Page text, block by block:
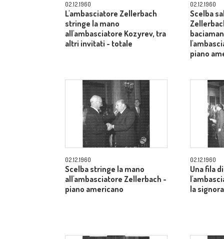
02.12.1960
L'ambasciatore Zellerbach
stringe la mano
all'ambasciatore Kozyrev, tra
altri invitati - totale
02.12.1960
Scelba
piano
02.12.1960
Scelba stringe la mano
all'ambasciatore Zellerbach -
piano americano
02.12.1960
Una fila
la